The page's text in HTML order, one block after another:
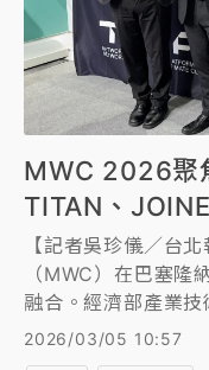
MWC 2026聚
TITAN、
【記者吳珍儀／台
（MWC）在巴塞
融合。經濟部產業
地面與衛星通訊、AI
研院更宣布與英國
2026/03/05 10:57